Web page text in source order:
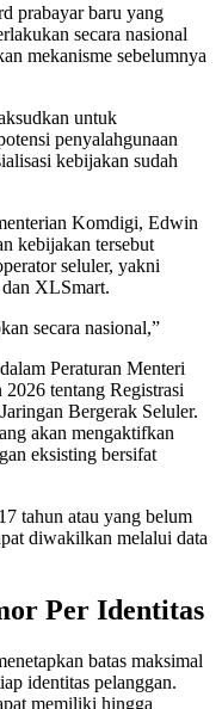
prabayar baru yang
secara nasional
mekanisme sebelumnya
untuk
penyalahgunaan
kebijakan sudah
Komdigi, Edwin
kebijakan tersebut
seluler, yakni
XLSmart.
secara nasional,”
Peraturan Menteri
tentang Registrasi
Bergerak Seluler.
akan mengaktifkan
eksisting bersifat
tahun atau yang belum
diwakilkan melalui data
Per Identitas
batas maksimal
identitas pelanggan.
memiliki hingga